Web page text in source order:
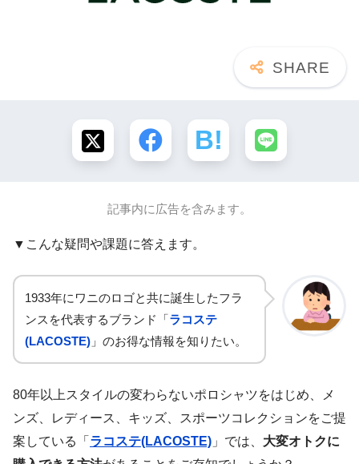
記事内に広告を含みます。
▼こんな疑問や課題に答えます。
1933年にワニのロゴと共に誕生したフラ
ンスを代表するブランド「ラコステ
(LACOSTE) 」のお得な情報を知りたい。
80年以上スタイルの変わらないポロシャツをはじめ、メ
ンズ、レディース、キッズ、スポーツコレクションをご提
案している「 ラコステ(LACOSTE) 」では、 大変オトクに